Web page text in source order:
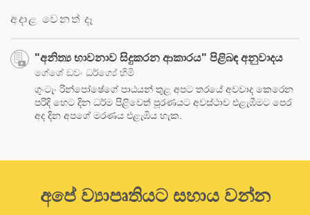
අදාළ වෙනත් දෑ
"අනිත්‍ය භාවනාව සිදුකරන ආකාරය" පිළිබඳ අනුවාදය
ගේශේ ඞවං ධර්ග්‍යේ හිමි
ගුංටැං රින්පෝෂේගේ පාඨයන් තුළ අපට තරයේ අවවාද කෙරෙන
පරිදි හෙට දින ධර්ම පිළිවෙත් පූරණයට අවස්ථාව එළැඹීමට පෙර
අද දින අපගේ මරණය එළැඹිය හැක.
අපේ ව්‍යාපෘතියට සහාය වන්න